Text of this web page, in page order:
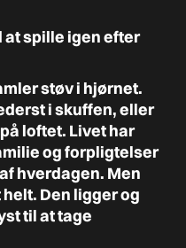
spille igen efter
støv i hjørnet.
i skuffen, eller
loftet. Livet har
og forpligtelser
hverdagen. Men
Den ligger og
til at tage